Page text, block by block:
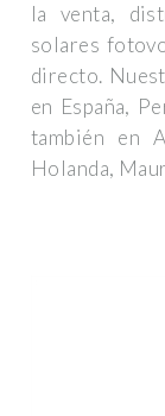
la venta,
solares
directo.
en España,
también en
Holanda,